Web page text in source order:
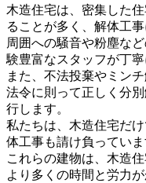
木造住宅は、密集した
ることが多く、解体工
周囲への騒音や粉塵な
験豊富なスタッフが丁寧
また、不法投棄やミン
法令に則って正しく分
行します。
私たちは、木造住宅だ
体工事も請け負っていま
これらの建物は、木造
より多くの時間と労力が